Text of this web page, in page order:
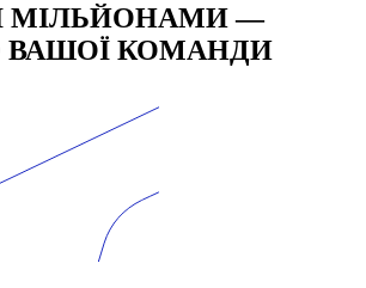
МІЛЬЙОНАМИ —
ВАШОЇ КОМАНДИ